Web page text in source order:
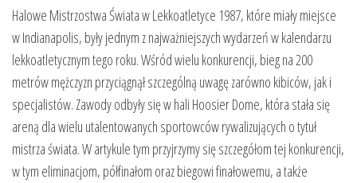
Halowe Mistrzostwa Świata w Lekkoatletyce 1987, które miały miejsce
w Indianapolis, były jednym z najważniejszych wydarzeń w kalendarzu
lekkoatletycznym tego roku. Wśród wielu konkurencji, bieg na 200
metrów mężczyzn przyciągnął szczególną uwagę zarówno kibiców, jak i
specjalistów. Zawody odbyły się w hali Hoosier Dome, która stała się
areną dla wielu utalentowanych sportowców rywalizujących o tytuł
mistrza świata. W artykule tym przyjrzymy się szczegółom tej konkurencji,
w tym eliminacjom, półfinałom oraz biegowi finałowemu, a także